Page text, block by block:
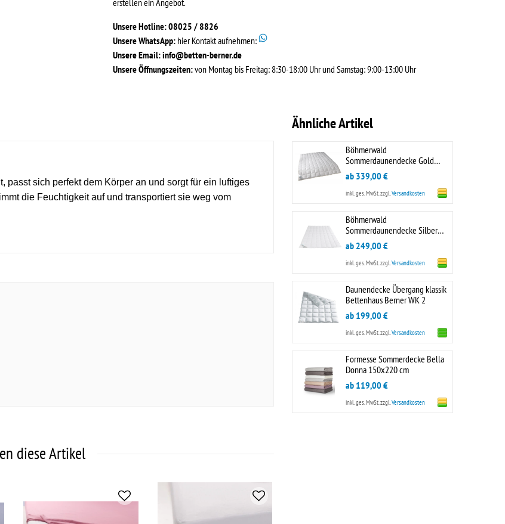
Unsere Hotline: 08025 / 8826
Unsere WhatsApp: hier Kontakt aufnehmen:
Unsere Email:info@betten-berner.de
Unsere Öffnungszeiten:von Montag bis Freitag: 8:30-18:00 Uhr und Samstag: 9:00-13:00 Uhr
sich perfekt dem Körper an und sorgt für ein luftiges
die Feuchtigkeit auf und transportiert sie weg vom
diese Artikel
Ähnliche Artikel
Böhmerwald
Sommerdaunendecke Gold
Bettenhaus Berner
ab 339,00 €
inkl. ges. MwSt.zzgl.Versandkosten
Böhmerwald
Sommerdaunendecke Silber
Traumedition Bettenhaus
Berner
ab 249,00 €
inkl. ges. MwSt.zzgl.Versandkosten
Daunendecke Übergang klassik
Bettenhaus Berner WK 2
ab 199,00 €
inkl. ges. MwSt.zzgl.Versandkosten
Formesse Sommerdecke Bella
Donna 150x220 cm
ab 119,00 €
inkl. ges. MwSt.zzgl.Versandkosten